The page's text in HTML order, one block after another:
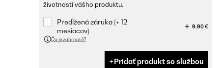
životnosti vášho produktu.
Predĺžená záruka (+ 12
mesiacov)
9,90 €
Čo je zahrnuté?
Pridať produkt so službou